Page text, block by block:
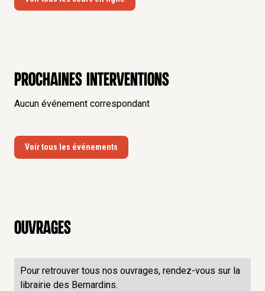
Prochaines interventions
Aucun événement correspondant
Voir tous les événements
Ouvrages
Pour retrouver tous nos ouvrages, rendez-vous sur la
librairie des Bernardins.